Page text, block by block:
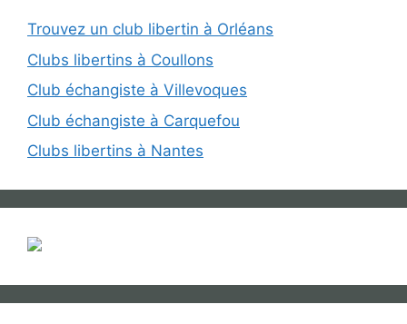
Trouvez un club libertin à Orléans
Clubs libertins à Coullons
Club échangiste à Villevoques
Club échangiste à Carquefou
Clubs libertins à Nantes